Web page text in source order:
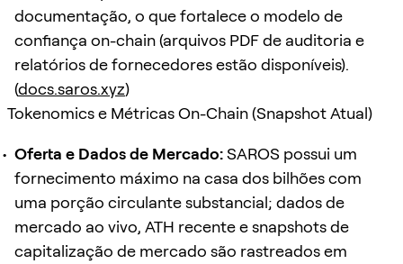
documentação, o que fortalece o modelo de
confiança on-chain (arquivos PDF de auditoria e
relatórios de fornecedores estão disponíveis).
(docs.saros.xyz)
Tokenomics e Métricas On-Chain (Snapshot Atual)
Oferta e Dados de Mercado:SAROS possui um
fornecimento máximo na casa dos bilhões com
uma porção circulante substancial; dados de
mercado ao vivo, ATH recente e snapshots de
capitalização de mercado são rastreados em